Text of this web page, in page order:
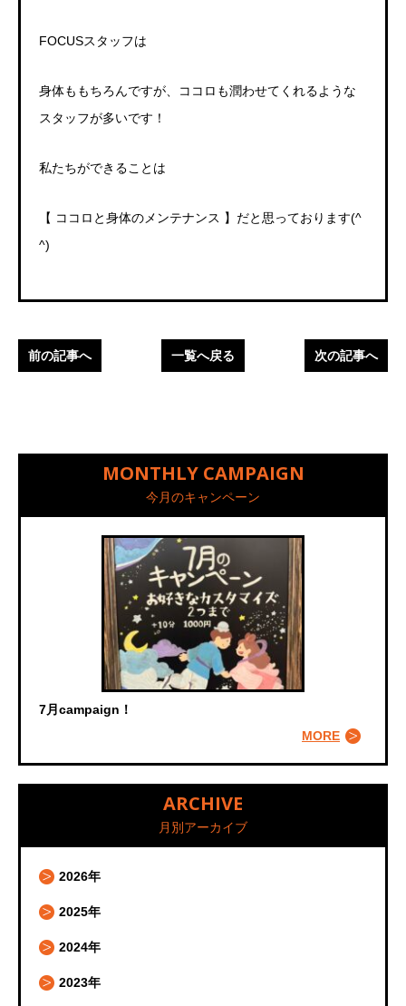
FOCUSスタッフは
身体ももちろんですが、ココロも潤わせてくれるような
スタッフが多いです！
私たちができることは
【 ココロと身体のメンテナンス 】だと思っております(^
^)
前の記事へ 一覧へ戻る 次の記事へ
MONTHLY CAMPAIGN
今月のキャンペーン
7月campaign！
MORE
ARCHIVE
月別アーカイブ
2026年
2025年
2024年
2023年